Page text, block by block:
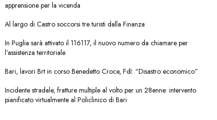
apprensione per la vicenda
Al largo di Castro soccorsi tre turisti dalla Finanza
In Puglia sarà attivato il 116117, il nuovo numero da chiamare per
l’assistenza territoriale
Bari, lavori Brt in corso Benedetto Croce, FdI: “Disastro economico”
Incidente stradale, fratture multiple al volto per un 28enne: intervento
pianificato virtualmente al Policlinico di Bari